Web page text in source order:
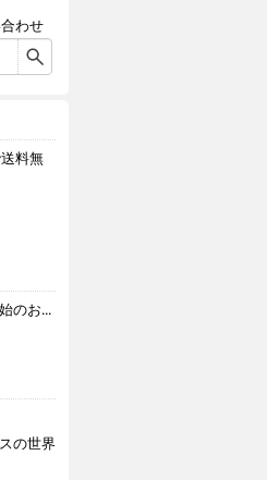
人形、etc.）・額などなど、アート＆クラフ
わせ
料無
のお...
の世界